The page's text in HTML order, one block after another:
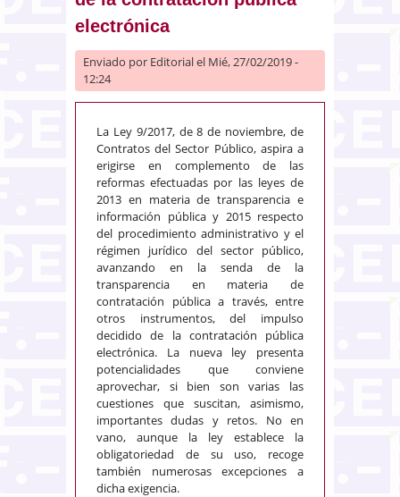
electrónica
Enviado por Editorialel Mié, 27/02/2019 -
12:24
La Ley 9/2017, de 8 de noviembre, de
Contratos del Sector Público, aspira a
erigirse en complemento de las
reformas efectuadas por las leyes de
2013 en materia de transparencia e
información pública y 2015 respecto
del procedimiento administrativo y el
régimen jurídico del sector público,
avanzando en la senda de la
transparencia en materia de
contratación pública a través, entre
otros instrumentos, del impulso
decidido de la contratación pública
electrónica. La nueva ley presenta
potencialidades que conviene
aprovechar, si bien son varias las
cuestiones que suscitan, asimismo,
importantes dudas y retos. No en
vano, aunque la ley establece la
obligatoriedad de su uso, recoge
también numerosas excepciones a
dicha exigencia.